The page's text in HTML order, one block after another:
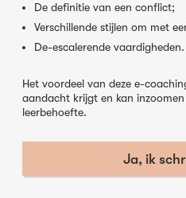
De definitie van een conflict;
Verschillende stijlen om met
De-escalerende vaardigheden.
Het voordeel van deze e-
aandacht krijgt en kan
leerbehoefte.
Ja, ik